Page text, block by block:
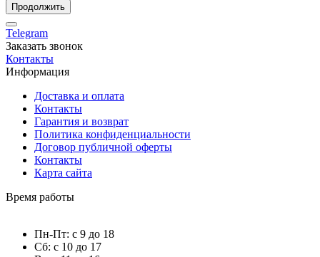
Продолжить
Telegram
Заказать звонок
Контакты
Информация
Доставка и оплата
Контакты
Гарантия и возврат
Политика конфиденциальности
Договор публичной оферты
Контакты
Карта сайта
Время работы
Пн-Пт: с 9 до 18
Сб: с 10 до 17